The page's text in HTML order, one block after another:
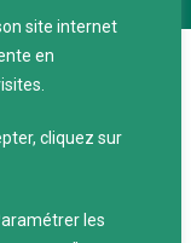
site internet
en
cliquez sur
les